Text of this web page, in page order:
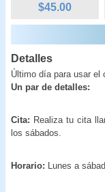
$45.00
Detalles
Último día para usar el
Un par de detalles:
Cita: Realiza tu cita
los sábados.
Horario: Lunes a